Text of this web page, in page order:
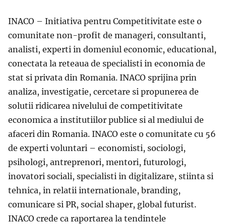
INACO – Initiativa pentru Competitivitate este o
comunitate non-profit de manageri, consultanti,
analisti, experti in domeniul economic, educational,
conectata la reteaua de specialisti in economia de
stat si privata din Romania. INACO sprijina prin
analiza, investigatie, cercetare si propunerea de
solutii ridicarea nivelului de competitivitate
economica a institutiilor publice si al mediului de
afaceri din Romania. INACO este o comunitate cu 56
de experti voluntari – economisti, sociologi,
psihologi, antreprenori, mentori, futurologi,
inovatori sociali, specialisti in digitalizare, stiinta si
tehnica, in relatii internationale, branding,
comunicare si PR, social shaper, global futurist.
INACO crede ca raportarea la tendintele